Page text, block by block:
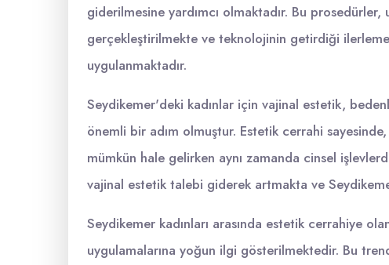
giderilmesine yardımcı olmaktadır. Bu
gerçekleştirilmekte ve teknolojinin getirdiği
uygulanmaktadır.
Seydikemer'deki kadınlar için vajinal estetik,
önemli bir adım olmuştur. Estetik cerrahi
mümkün hale gelirken aynı zamanda cinsel
vajinal estetik talebi giderek artmakta ve
Seydikemer kadınları arasında estetik cerrahiye
uygulamalarına yoğun ilgi gösterilmektedir. Bu